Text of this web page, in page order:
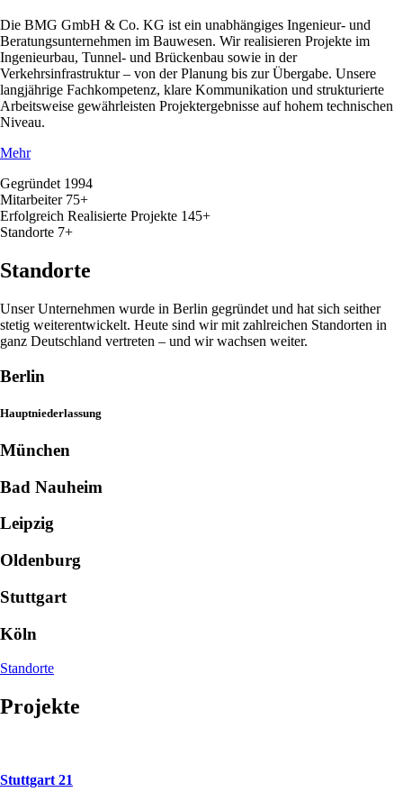
Die BMG GmbH & Co. KG ist ein unabhängiges Ingenieur- und
Beratungsunternehmen im Bauwesen. Wir realisieren Projekte im
Ingenieurbau, Tunnel- und Brückenbau sowie in der
Verkehrsinfrastruktur – von der Planung bis zur Übergabe. Unsere
langjährige Fachkompetenz, klare Kommunikation und strukturierte
Arbeitsweise gewährleisten Projektergebnisse auf hohem technischen
Niveau.
Mehr
Gegründet 1994
Mitarbeiter 75+
Erfolgreich Realisierte Projekte 145+
Standorte 7+
Standorte
Unser Unternehmen wurde in Berlin gegründet und hat sich seither
stetig weiterentwickelt. Heute sind wir mit zahlreichen Standorten in
ganz Deutschland vertreten – und wir wachsen weiter.
Berlin
Hauptniederlassung
München
Bad Nauheim
Leipzig
Oldenburg
Stuttgart
Köln
Standorte
Projekte
Stuttgart 21